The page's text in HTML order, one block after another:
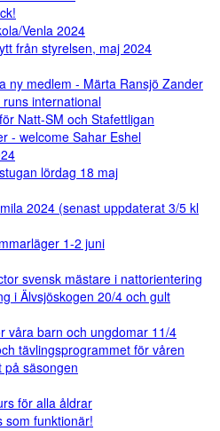
Venla 2024
från styrelsen, maj 2024
ny medlem - Märta Ransjö Zander
international
Natt-SM och Stafettligan
- welcome Sahar Eshel
lördag 18 maj
2024 (senast uppdaterat 3/5 kl
1-2 juni
svensk mästare i nattorientering
i Älvsjöskogen 20/4 och gult
våra barn och ungdomar 11/4
tävlingsprogrammet för våren
på säsongen
för alla åldrar
som funktionär!